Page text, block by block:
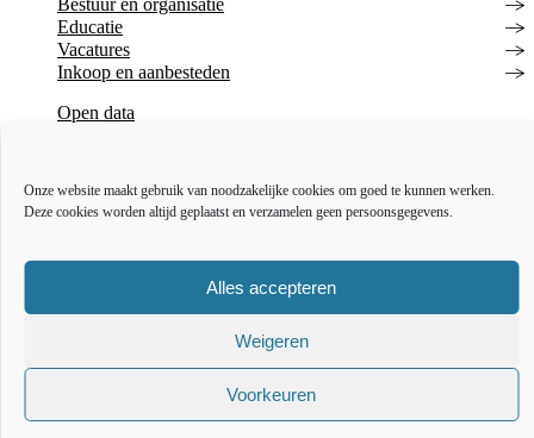
Onze website maakt gebruik van noodzakelijke cookies om goed te kunnen werken.
Deze cookies worden altijd geplaatst en verzamelen geen persoonsgegevens.
Alles accepteren
Weigeren
Voorkeuren
Bestuur en organisatie
Educatie
Vacatures
Inkoop en aanbesteden
Open data